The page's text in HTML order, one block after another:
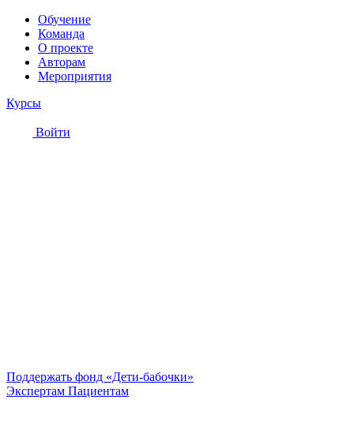
Обучение
Команда
О проекте
Авторам
Мероприятия
Курсы
Войти
Поддержать фонд «Дети-бабочки»
Экспертам Пациентам